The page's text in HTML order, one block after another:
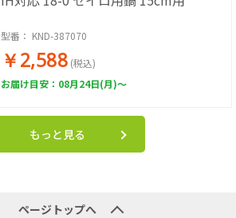
型番： KND-387070
￥2,588 (税込)
お届け目安：08月24日(月)～
もっと見る
ページトップへ